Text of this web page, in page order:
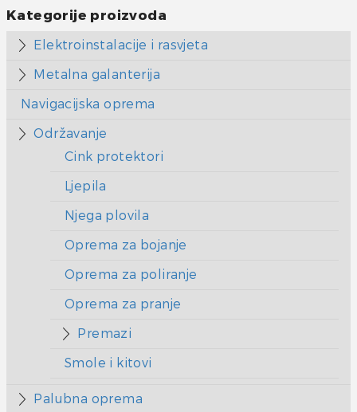
Kategorije proizvoda
Elektroinstalacije i rasvjeta
Metalna galanterija
Navigacijska oprema
Održavanje
Cink protektori
Ljepila
Njega plovila
Oprema za bojanje
Oprema za poliranje
Oprema za pranje
Premazi
Smole i kitovi
Palubna oprema